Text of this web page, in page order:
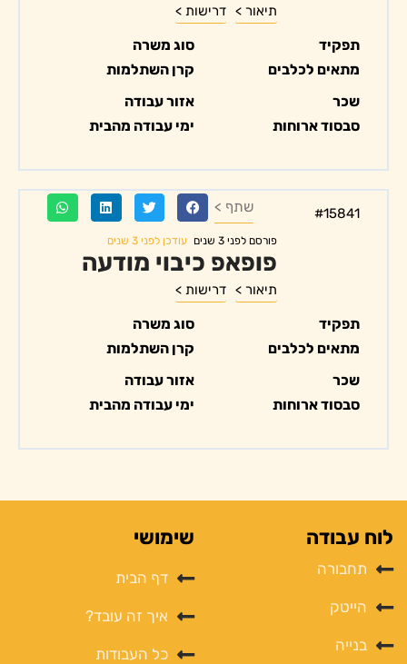
תיאור > דרישות >
תפקיד
מתאים לכלבים
סוג משרה
קרן השתלמות
שכר
סבסוד ארוחות
אזור עבודה
ימי עבודה מהבית
#15841 שתף >
פורסם לפני 3 שנים עודכן לפני 3 שנים
פופאפ כיבוי מודעה
תיאור > דרישות >
תפקיד
מתאים לכלבים
סוג משרה
קרן השתלמות
שכר
סבסוד ארוחות
אזור עבודה
ימי עבודה מהבית
שימושי
דף הבית
איך זה עובד?
כל העבודות
לוח עבודה
תחבורה
הייטק
בנייה